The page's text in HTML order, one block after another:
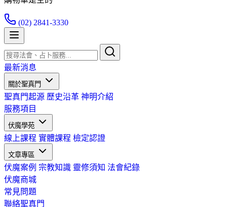
(02) 2841-3330
最新消息
關於聖真門
聖真門起源 歷史沿革 神明介紹
服務項目
伏魔學苑
線上課程 實體課程 檢定認證
文章專區
伏魔案例 宗教知識 靈修須知 法會紀錄
伏魔商城
常見問題
聯絡聖真門